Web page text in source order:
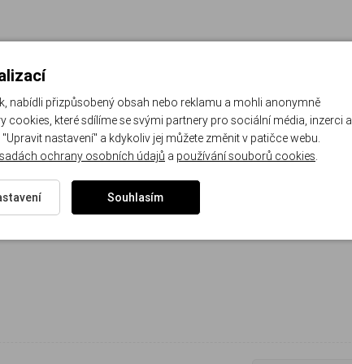
nabídli přizpůsobený obsah nebo reklamu a mohli anonymně
které sdílíme se svými partnery pro sociální média, inzerci a
nastavení" a kdykoliv jej můžete změnit v patičce webu.
ochrany osobních údajů a používání souborů cookies.
Souhlasím